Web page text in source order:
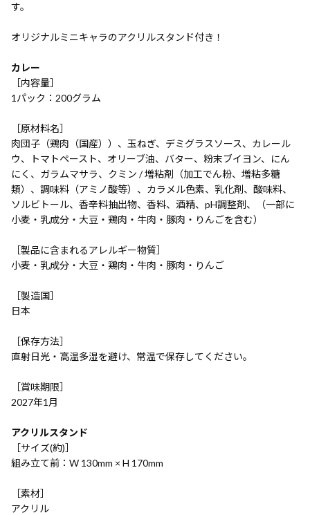
す。
オリジナルミニキャラのアクリルスタンド付き！
カレー
［内容量］
1パック：200グラム
［原材料名］
肉団子（鶏肉（国産））、玉ねぎ、デミグラスソース、カレール
ウ、トマトペースト、オリーブ油、バター、粉末ブイヨン、にん
にく、ガラムマサラ、クミン / 増粘剤（加工でん粉、増粘多糖
類）、調味料（アミノ酸等）、カラメル色素、乳化剤、酸味料、
ソルビトール、香辛料抽出物、香料、酒精、pH調整剤、（一部に
小麦・乳成分・大豆・鶏肉・牛肉・豚肉・りんごを含む）
［製品に含まれるアレルギー物質］
小麦・乳成分・大豆・鶏肉・牛肉・豚肉・りんご
［製造国］
日本
［保存方法］
直射日光・高温多湿を避け、常温で保存してください。
［賞味期限］
2027年1月
アクリルスタンド
［サイズ(約)］
組み立て前：W 130mm × H 170mm
［素材］
アクリル